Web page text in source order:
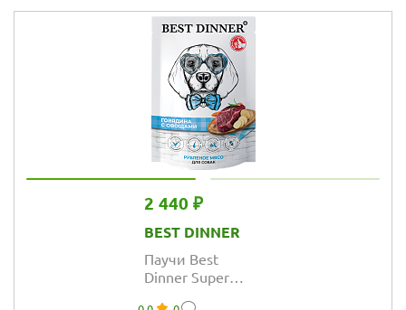
и щенков
рубленое мясо
говядины
2 440 ₽
BEST DINNER
Паучи Best
Dinner Super